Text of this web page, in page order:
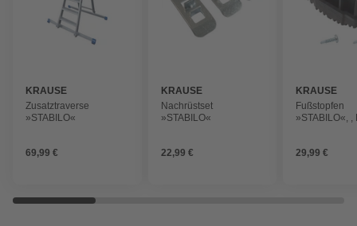
KRAUSE
Zusatztraverse
»STABILO«
69,99 €
KRAUSE
Nachrüstset
»STABILO«
22,99 €
KRAUSE
Fußstopfen
»STABILO«, ,
29,99 €